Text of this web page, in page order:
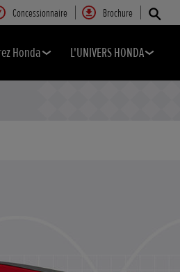
Concessionnaire Brochure
Honda L'UNIVERS HONDA